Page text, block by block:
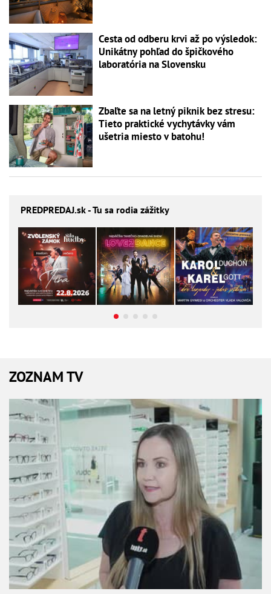
Cesta od odberu krvi až po výsledok:
Unikátny pohľad do špičkového
laboratória na Slovensku
Zbaľte sa na letný piknik bez stresu:
Tieto praktické vychytávky vám
ušetria miesto v batohu!
PREDPREDAJ.sk - Tu sa rodia zážitky
ZOZNAM TV